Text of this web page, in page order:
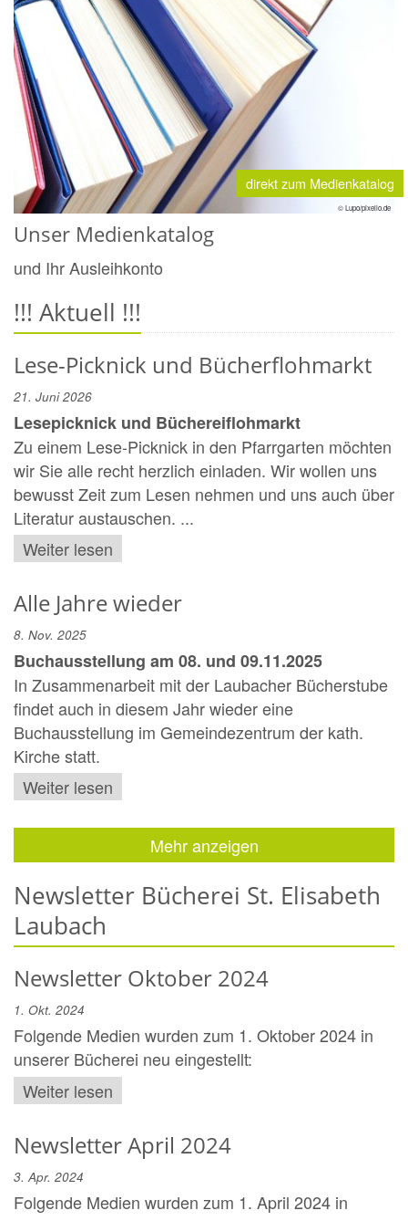
direkt zum Medienkatalog
© Lupo/pixelio.de
Unser Medienkatalog
und Ihr Ausleihkonto
!!! Aktuell !!!
Lese-Picknick und Bücherflohmarkt
21. Juni 2026
Lesepicknick und Büchereiflohmarkt
Zu einem Lese-Picknick in den Pfarrgarten möchten
wir Sie alle recht herzlich einladen. Wir wollen uns
bewusst Zeit zum Lesen nehmen und uns auch über
Literatur austauschen. ...
Weiter lesen
Alle Jahre wieder
8. Nov. 2025
Buchausstellung am 08. und 09.11.2025
In Zusammenarbeit mit der Laubacher Bücherstube
findet auch in diesem Jahr wieder eine
Buchausstellung im Gemeindezentrum der kath.
Kirche statt.
Weiter lesen
Mehr anzeigen
Newsletter Bücherei St. Elisabeth
Laubach
Newsletter Oktober 2024
1. Okt. 2024
Folgende Medien wurden zum 1. Oktober 2024 in
unserer Bücherei neu eingestellt:
Weiter lesen
Newsletter April 2024
3. Apr. 2024
Folgende Medien wurden zum 1. April 2024 in